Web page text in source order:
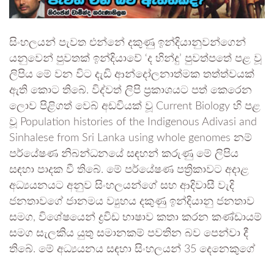
සිංහලයන් පැවත එන්නේ දකුණු ඉන්දියානුවන්ගෙන්
යනුවෙන් පුවතක් ඉන්දියාවේ ‘ද හින්දු’ පුවත්පතේ පළ වූ
ලිපිය මේ වන විට දැඩි ආන්දෝලනාත්මක තත්ත්වයක්
ඇති කොට තිබේ. විද්වත් ලිපි ප්‍රකාශයට පත් කෙරෙන
ලොව පිළිගත් වෙබ් අඩවියක් වූ Current Biology හි පළ
වූ Population histories of the Indigenous Adivasi and
Sinhalese from Sri Lanka using whole genomes නම්
පර්යේෂණ නිබන්ධනයේ සඳහන් කරුණු මේ ලිපිය
සඳහා පාදක වී තිබේ. මේ පර්යේෂණ පත්‍රිකාවට අදාළ
අධ්‍යයනයට අනුව සිංහලයන්ගේ සහ ආදිවාසී වැදි
ජනතාවගේ ජානමය ව්‍යුහය දකුණු ඉන්දියානු ජනතාව
සමග, විශේෂයෙන් ද්‍රවිඩ භාෂාව කතා කරන කණ්ඩායම්
සමග සැලකිය යුතු සමානකම් පවතින බව පෙන්වා දී
තිබේ. මේ අධ්‍යයනය සඳහා සිංහලයන් 35 දෙනෙකුගේ